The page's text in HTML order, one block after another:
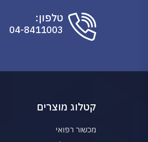
טלפון:
04-8411003
קטלוג מוצרים
מכשור רפואי